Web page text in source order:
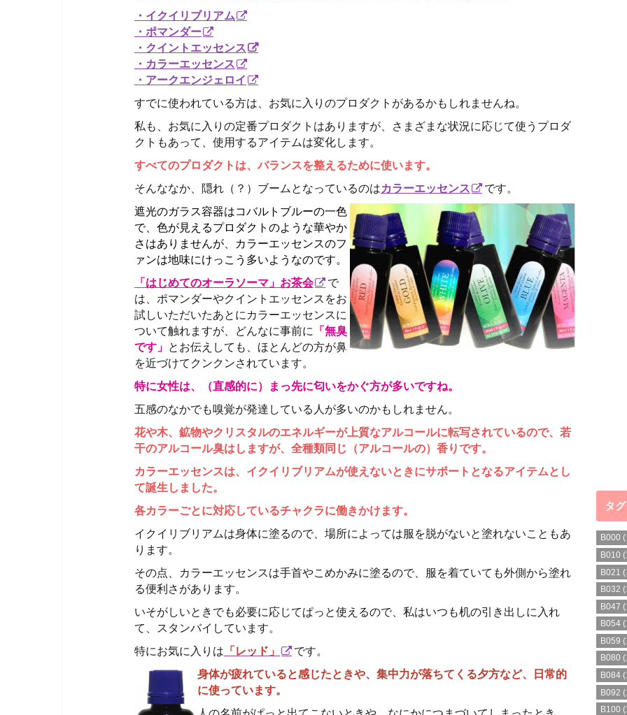
・イクイリブリアム
・ポマンダー
・クイントエッセンス
・カラーエッセンス
・アークエンジェロイ
すでに使われている方は、お気に入りのプロダクトがあるかもしれませんね。
私も、お気に入りの定番プロダクトはありますが、さまざまな状況に応じて使うプロダ
クトもあって、使用するアイテムは変化します。
すべてのプロダクトは、バランスを整えるために使います。
そんななか、隠れ（？）ブームとなっているのはカラーエッセンス
です。
遮光のガラス容器はコバルトブルーの一色
で、色が見えるプロダクトのような華やか
さはありませんが、カラーエッセンスのフ
ァンは地味にけっこう多いようなのです。
「はじめてのオーラソーマ」 お茶会
で
は、ポマンダーやクイントエッセンスをお
試しいただいたあとにカラーエッセンスに
ついて触れますが、どんなに事前に
「無臭
です」 とお伝えしても、ほとんどの方が鼻
を近づけてクンクンされています。
特に女性は、（直感的に）まっ先に匂いをかぐ方が多いですね。
五感のなかでも嗅覚が発達している人が多いのかもしれません。
花や木、鉱物やクリスタルのエネルギーが上質なアルコールに転写されているので、若
干のアルコール臭はしますが、全種類同じ（アルコールの）香りです。
カラーエッセンスは、イクイリブリアムが使えないときにサポートとなるアイテムとし
て誕生しました。
各カラーごとに対応しているチャクラに働きかけます。
イクイリブリアムは身体に塗るので、場所によっては服を脱がないと塗れないこともあ
ります。
その点、カラーエッセンスは手首やこめかみに塗るので、服を着ていても外側から塗れ
る便利さがあります。
いそがしいときでも必要に応じてぱっと使えるので、私はいつも机の引き出しに入れ
て、スタンバイしています。
特にお気に入りは 「レッド」
です。
身体が疲れていると感じたときや、集中力が落ちてくる夕方など、日常的
に使っています。
タ
B000
B010
B021
B032
B047
B054
B059
B080
B084
B092
B100